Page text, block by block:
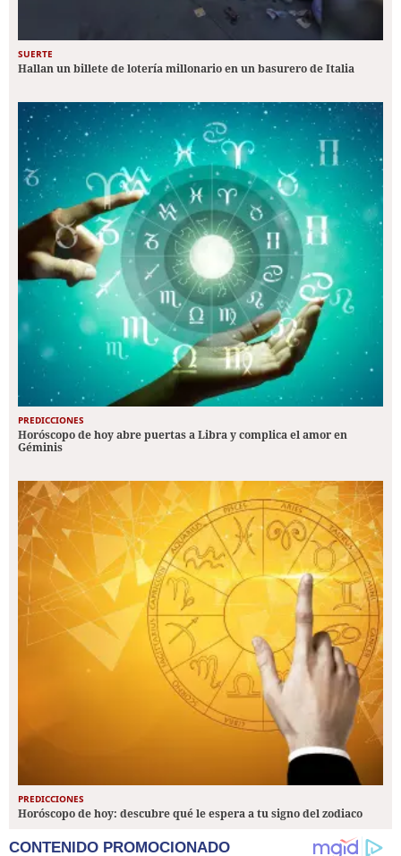
SUERTE
Hallan un billete de lotería millonario en un basurero de Italia
PREDICCIONES
Horóscopo de hoy abre puertas a Libra y complica el amor en
Géminis
PREDICCIONES
Horóscopo de hoy: descubre qué le espera a tu signo del zodiaco
CONTENIDO PROMOCIONADO